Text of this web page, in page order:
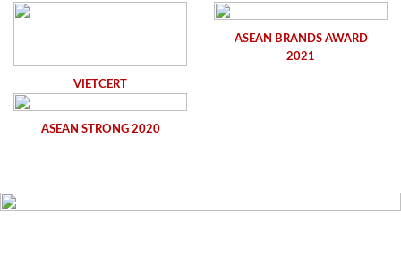
VIETCERT
ASEAN BRANDS AWARD
2021
ASEAN STRONG 2020